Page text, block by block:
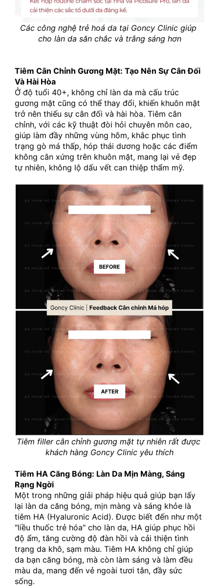
Các công nghệ trẻ hoá da tại Goncy Clinic giúp
cho làn da săn chắc và trắng sáng hơn
Tiêm Cân Chỉnh Gương Mặt: Tạo Nên Sự Cân Đối
Và Hài Hòa
Ở độ tuổi 40+, không chỉ làn da mà cấu trúc
gương mặt cũng có thể thay đổi, khiến khuôn mặt
trở nên thiếu sự cân đối và hài hòa. Tiêm cân
chỉnh, với các kỹ thuật đòi hỏi chuyên môn cao,
giúp làm đầy những vùng hõm, khắc phục tình
trạng gò má thấp, hóp thái dương hoặc các điểm
không cân xứng trên khuôn mặt, mang lại vẻ đẹp
tự nhiên, không lộ dấu vết can thiệp thẩm mỹ.
Tiêm filler cân chỉnh gương mặt tự nhiên rất được
khách hàng Goncy Clinic yêu thích
Tiêm HA Căng Bóng: Làn Da Mịn Màng, Sáng
Rạng Ngời
Một trong những giải pháp hiệu quả giúp bạn lấy
lại làn da căng bóng, mịn màng và sáng khỏe là
tiêm HA (Hyaluronic Acid). Được biết đến như một
"liều thuốc trẻ hóa" cho làn da, HA giúp phục hồi
độ ẩm, tăng cường độ đàn hồi và cải thiện tình
trạng da khô, sạm màu. Tiêm HA không chỉ giúp
da bạn căng bóng, mà còn làm sáng và làm đều
màu da, mang đến vẻ ngoài tươi tắn, đầy sức
sống.